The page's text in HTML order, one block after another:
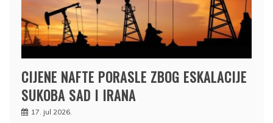
CIJENE NAFTE PORASLE ZBOG ESKALACIJE
SUKOBA SAD I IRANA
17. jul 2026.